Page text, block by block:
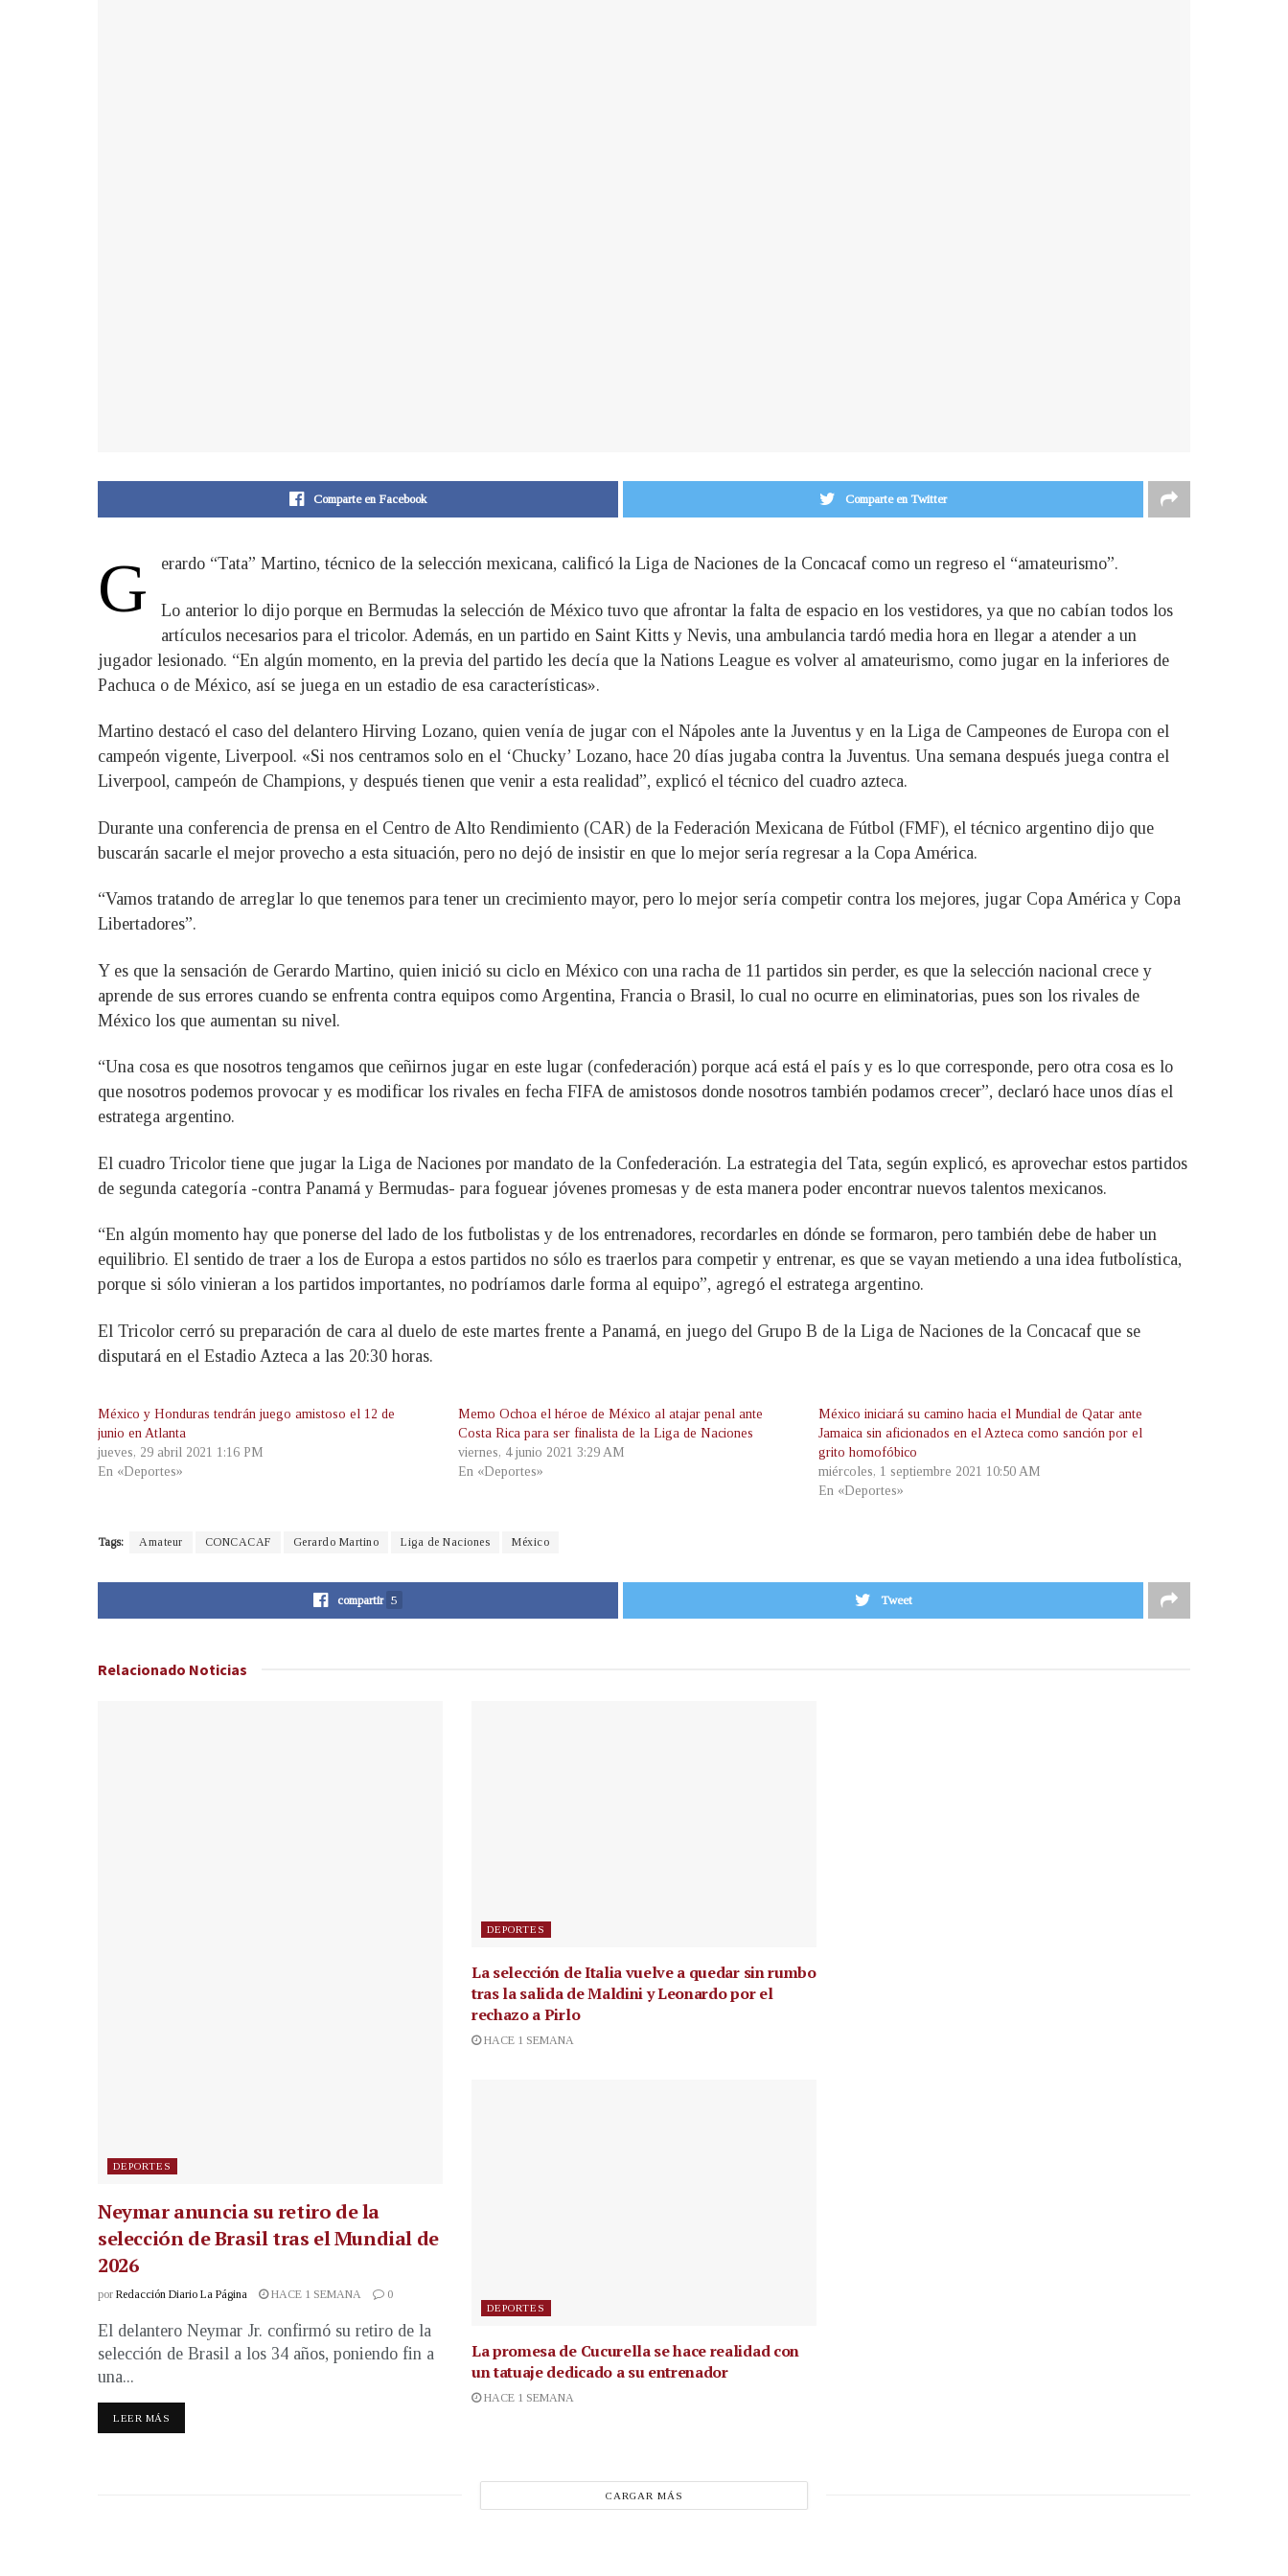
Comparte en Facebook Comparte en Twitter
G erardo “Tata” Martino, técnico de la selección mexicana, calificó la Liga de Naciones de la Concacaf como un regreso el “amateurismo”.
Lo anterior lo dijo porque en Bermudas la selección de México tuvo que afrontar la falta de espacio en los vestidores, ya que no cabían todos los
artículos necesarios para el tricolor. Además, en un partido en Saint Kitts y Nevis, una ambulancia tardó media hora en llegar a atender a un
jugador lesionado. “En algún momento, en la previa del partido les decía que la Nations League es volver al amateurismo, como jugar en la inferiores de
Pachuca o de México, así se juega en un estadio de esa características».
Martino destacó el caso del delantero Hirving Lozano, quien venía de jugar con el Nápoles ante la Juventus y en la Liga de Campeones de Europa con el
campeón vigente, Liverpool. «Si nos centramos solo en el ‘Chucky’ Lozano, hace 20 días jugaba contra la Juventus. Una semana después juega contra el
Liverpool, campeón de Champions, y después tienen que venir a esta realidad”, explicó el técnico del cuadro azteca.
Durante una conferencia de prensa en el Centro de Alto Rendimiento (CAR) de la Federación Mexicana de Fútbol (FMF), el técnico argentino dijo que
buscarán sacarle el mejor provecho a esta situación, pero no dejó de insistir en que lo mejor sería regresar a la Copa América.
“Vamos tratando de arreglar lo que tenemos para tener un crecimiento mayor, pero lo mejor sería competir contra los mejores, jugar Copa América y Copa
Libertadores”.
Y es que la sensación de Gerardo Martino, quien inició su ciclo en México con una racha de 11 partidos sin perder, es que la selección nacional crece y
aprende de sus errores cuando se enfrenta contra equipos como Argentina, Francia o Brasil, lo cual no ocurre en eliminatorias, pues son los rivales de
México los que aumentan su nivel.
“Una cosa es que nosotros tengamos que ceñirnos jugar en este lugar (confederación) porque acá está el país y es lo que corresponde, pero otra cosa es lo
que nosotros podemos provocar y es modificar los rivales en fecha FIFA de amistosos donde nosotros también podamos crecer”, declaró hace unos días el
estratega argentino.
El cuadro Tricolor tiene que jugar la Liga de Naciones por mandato de la Confederación. La estrategia del Tata, según explicó, es aprovechar estos partidos
de segunda categoría -contra Panamá y Bermudas- para foguear jóvenes promesas y de esta manera poder encontrar nuevos talentos mexicanos.
“En algún momento hay que ponerse del lado de los futbolistas y de los entrenadores, recordarles en dónde se formaron, pero también debe de haber un
equilibrio. El sentido de traer a los de Europa a estos partidos no sólo es traerlos para competir y entrenar, es que se vayan metiendo a una idea futbolística,
porque si sólo vinieran a los partidos importantes, no podríamos darle forma al equipo”, agregó el estratega argentino.
El Tricolor cerró su preparación de cara al duelo de este martes frente a Panamá, en juego del Grupo B de la Liga de Naciones de la Concacaf que se
disputará en el Estadio Azteca a las 20:30 horas.
México y Honduras tendrán juego amistoso el 12 de
junio en Atlanta
jueves, 29 abril 2021 1:16 PM
En «Deportes»
Memo Ochoa el héroe de México al atajar penal ante
Costa Rica para ser finalista de la Liga de Naciones
viernes, 4 junio 2021 3:29 AM
En «Deportes»
México iniciará su camino hacia el Mundial de Qatar ante
Jamaica sin aficionados en el Azteca como sanción por el
grito homofóbico
miércoles, 1 septiembre 2021 10:50 AM
En «Deportes»
Tags: Amateur CONCACAF Gerardo Martino Liga de Naciones México
compartir 5 Tweet
Relacionado Noticias
DEPORTES
Neymar anuncia su retiro de la
selección de Brasil tras el Mundial de
2026
por Redacción Diario La Página HACE 1 SEMANA 0
El delantero Neymar Jr. confirmó su retiro de la
selección de Brasil a los 34 años, poniendo fin a
una...
LEER MÁS
DEPORTES
La selección de Italia vuelve a quedar sin rumbo
tras la salida de Maldini y Leonardo por el
rechazo a Pirlo
HACE 1 SEMANA
DEPORTES
La promesa de Cucurella se hace realidad con
un tatuaje dedicado a su entrenador
HACE 1 SEMANA
CARGAR MÁS